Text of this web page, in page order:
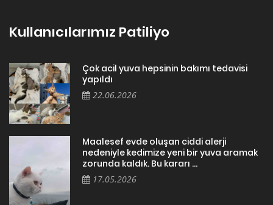
Kullanıcılarımız Patiliyo
Çok acil yuva hepsinin bakımı tedavisi
yapıldı
22.06.2026
Maalesef evde oluşan ciddi alerji
nedeniyle kedimize yeni bir yuva aramak
zorunda kaldık. Bu kararı ...
17.05.2026